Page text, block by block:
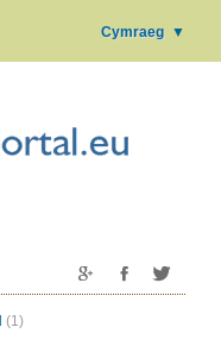
Cymraeg ▼
(1)